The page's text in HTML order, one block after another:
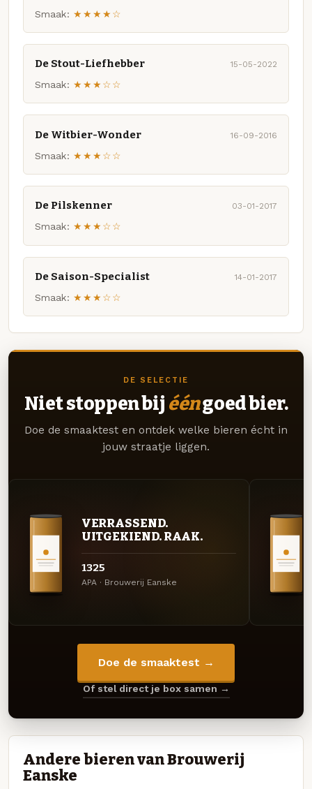
Smaak: ★★★★☆
De Stout-Liefhebber 15-05-2022
Smaak: ★★★☆☆
De Witbier-Wonder 16-09-2016
Smaak: ★★★☆☆
De Pilskenner 03-01-2017
Smaak: ★★★☆☆
De Saison-Specialist 14-01-2017
Smaak: ★★★☆☆
DE SELECTIE
Niet stoppen bij ééngoed bier.
Doe de smaaktest en ontdek welke bieren écht in
jouw straatje liggen.
VERRASSEND.
UITGEKIEND. RAAK.
1325
APA · Brouwerij Eanske
Doe de smaaktest →
Of stel direct je box samen →
Andere bieren van Brouwerij
Eanske